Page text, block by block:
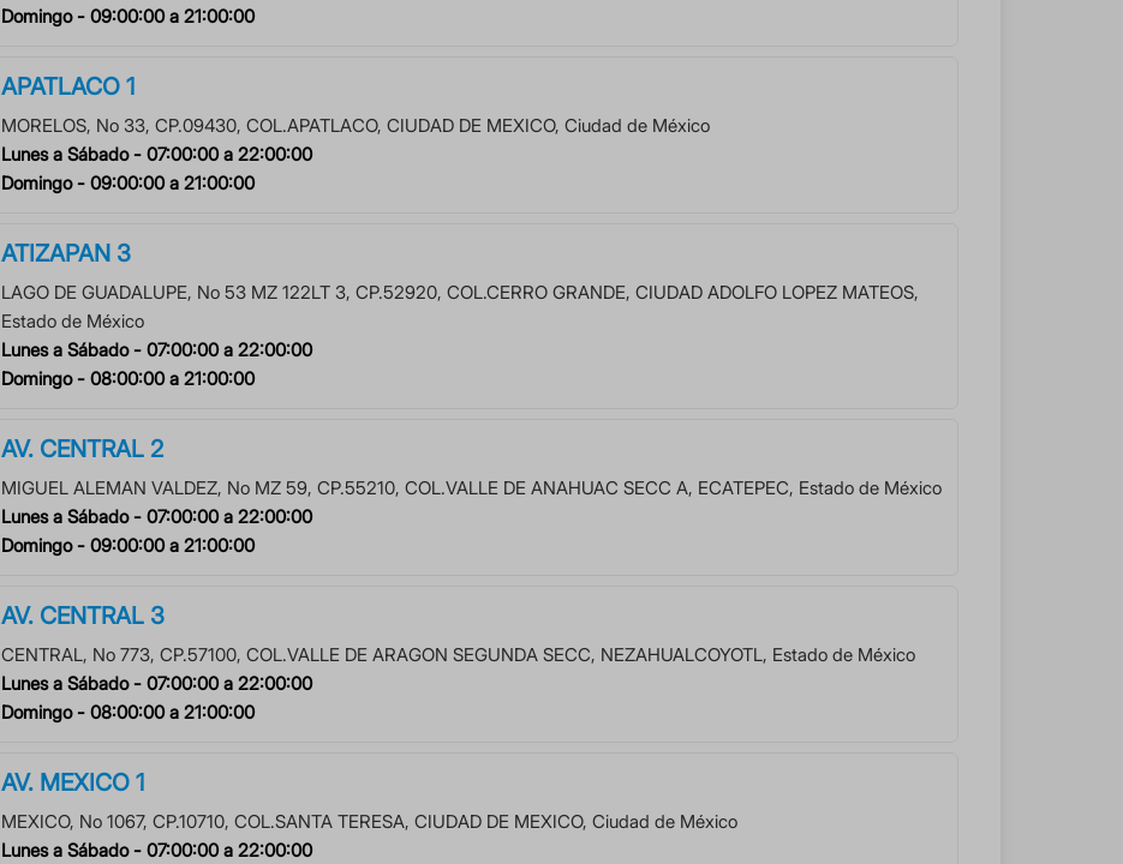
Domingo - 09:00:00a 21:00:00
APATLACO 1
MORELOS, No 33, CP.09430, COL.APATLACO, CIUDAD DE MEXICO, Ciudad de México
Lunes a Sábado - 07:00:00a 22:00:00
Domingo - 09:00:00a 21:00:00
ATIZAPAN 3
LAGO DE GUADALUPE, No 53 MZ 122LT 3, CP.52920, COL.CERRO GRANDE, CIUDAD ADOLFO LOPEZ MATEOS,
Estado de México
Lunes a Sábado - 07:00:00a 22:00:00
Domingo - 08:00:00a 21:00:00
AV. CENTRAL 2
MIGUEL ALEMAN VALDEZ, No MZ 59, CP.55210, COL.VALLE DE ANAHUAC SECC A, ECATEPEC, Estado de México
Lunes a Sábado - 07:00:00a 22:00:00
Domingo - 09:00:00a 21:00:00
AV. CENTRAL 3
CENTRAL, No 773, CP.57100, COL.VALLE DE ARAGON SEGUNDA SECC, NEZAHUALCOYOTL, Estado de México
Lunes a Sábado - 07:00:00a 22:00:00
Domingo - 08:00:00a 21:00:00
AV. MEXICO 1
MEXICO, No 1067, CP.10710, COL.SANTA TERESA, CIUDAD DE MEXICO, Ciudad de México
Lunes a Sábado - 07:00:00a 22:00:00